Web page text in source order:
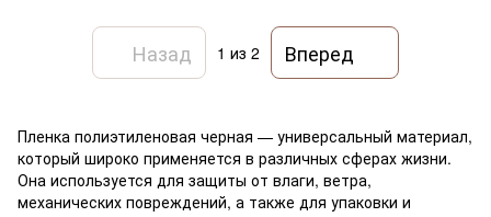
Назад 1 из 2 Вперед
Пленка полиэтиленовая черная — универсальный материал,
который широко применяется в различных сферах жизни.
Она используется для защиты от влаги, ветра,
механических повреждений, а также для упаковки и